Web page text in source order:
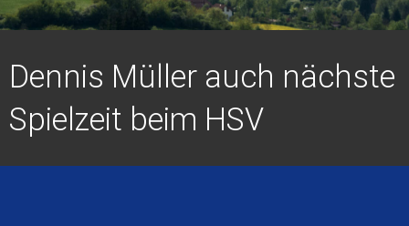
Dennis Müller auch nächste
Spielzeit beim HSV